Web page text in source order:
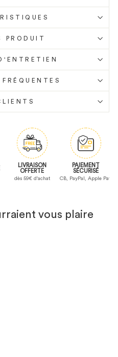
PRODUIT
LIVRAISON
OFFERTE
dès 59€ d'achat
PAIEMENT
SÉCURISÉ
CB, PayPal, Apple Pay
vous plaire